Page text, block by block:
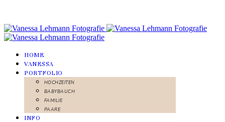
HOME
VANESSA
PORTFOLIO
HOCHZEITEN
BABYBAUCH
FAMILIE
PAARE
INFO